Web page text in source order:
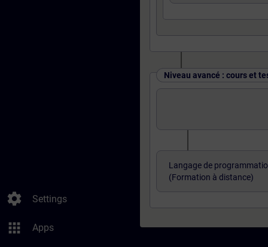
settings Settings
apps Apps
Niveau avancé : cours et
Langage de
(Formation à distance)